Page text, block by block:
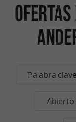
Ofertas
Palabra
Abierto